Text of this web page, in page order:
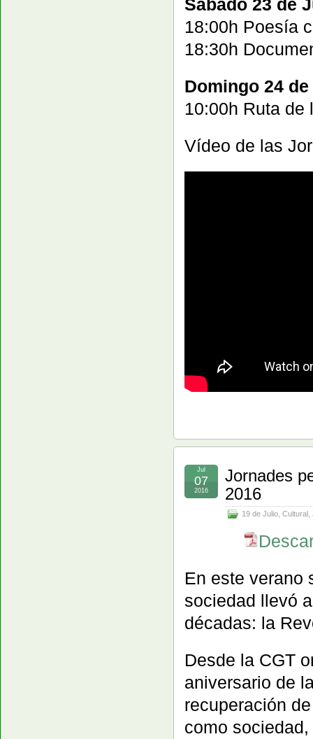
Sábado 23 de
18:00h Poesía
18:30h
Domingo 24
10:00h Ruta
Vídeo de las
Jornades
2016
19 de Julio, Cultural ,
Jul
07
2016
En este verano
sociedad llevó
décadas: la
Desde la CGT
aniversario de
recuperación
como